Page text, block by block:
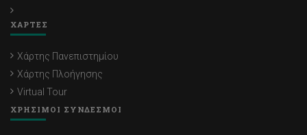
ΧΑΡΤΕΣ
Χάρτης Πανεπιστημίου
Χάρτης Πλοήγησης
Virtual Tour
ΧΡΗΣΙΜΟΙ ΣΥΝΔΕΣΜΟΙ